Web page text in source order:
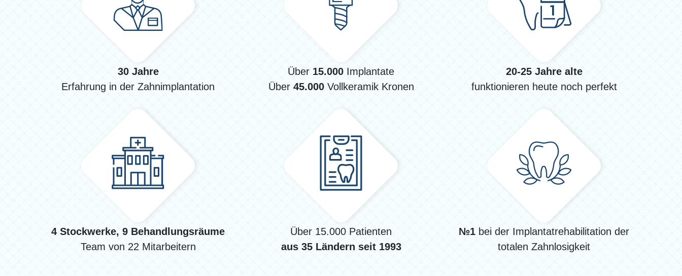
30 Jahre
Erfahrung in der Zahnimplantation
Über 15.000 Implantate
Über 45.000 Vollkeramik Kronen
20-25 Jahre alte
funktionieren heute noch perfekt
4 Stockwerke, 9 Behandlungsräume
Team von 22 Mitarbeitern
Über 15.000 Patienten
aus 35 Ländern seit 1993
№1 bei der Implantatrehabilitation der
totalen Zahnlosigkeit